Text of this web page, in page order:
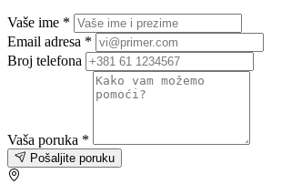
Vaše ime *
Email adresa *
Broj telefona
Vaša poruka *
Pošaljite poruku